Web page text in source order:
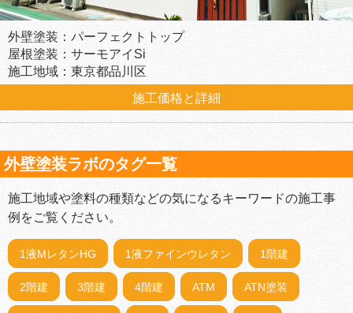
外壁塗装：パーフェクトトップ
屋根塗装：サーモアイSi
施工地域：東京都品川区
施工価格と詳細
外壁塗装ラボのタグ一覧
施工地域や塗料の種類などの気になるキーワードの施工事
例をご覧ください。
1液MレタンHG 1液ファインウレタン 1階建
2階建 3階建 4階建 ATM ATN塗装